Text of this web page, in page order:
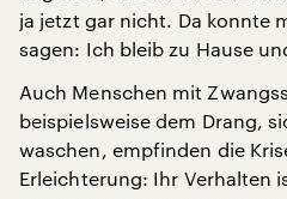
ja jetzt gar nicht. Da konnte
sagen: Ich bleib zu Hause
Auch Menschen mit
beispielsweise dem Drang,
waschen, empfinden die
Erleichterung: Ihr Verhalten